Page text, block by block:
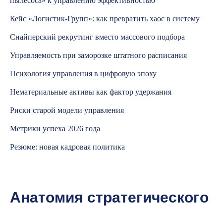
Кейс «Логистик-Групп»: как превратить хаос в систему
Снайперский рекрутинг вместо массового подбора
Управляемость при заморозке штатного расписания
Психология управления в цифровую эпоху
Нематериальные активы как фактор удержания
Риски старой модели управления
Метрики успеха 2026 года
Резюме: новая кадровая политика
Анатомия стратегического